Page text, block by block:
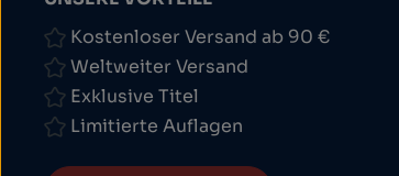
Kostenloser Versand ab 90 €
Weltweiter Versand
Exklusive Titel
Limitierte Auflagen